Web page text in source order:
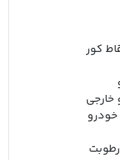
کور
خارجی
خودرو
رطوبت